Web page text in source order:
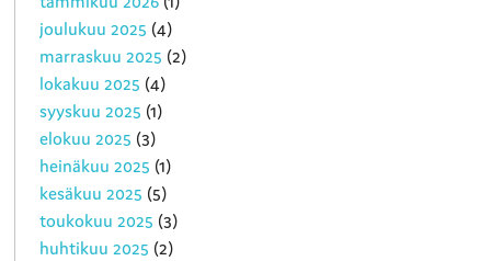
joulukuu 2025 (4)
marraskuu 2025 (2)
lokakuu 2025 (4)
syyskuu 2025 (1)
elokuu 2025 (3)
heinäkuu 2025 (1)
kesäkuu 2025 (5)
toukokuu 2025 (3)
huhtikuu 2025 (2)